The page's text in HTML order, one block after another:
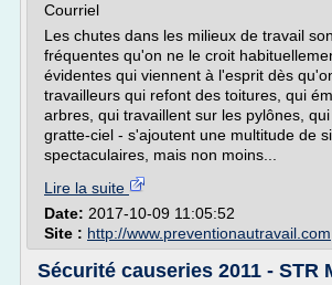
Courriel
Les chutes dans les milieux de travail
fréquentes qu'on ne le croit
évidentes qui viennent à l'esprit dès
travailleurs qui refont des toitures, qui
arbres, qui travaillent sur les pylônes,
gratte-ciel - s'ajoutent une multitude de
spectaculaires, mais non moins...
Lire la suite
Date: 2017-10-09 11:05:52
Site : http://www.preventionautravail.com
Sécurité causeries 2011 - STR